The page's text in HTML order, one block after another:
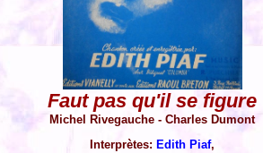
Faut pas qu'il se figure
Michel Rivegauche - Charles Dumont
Interprètes: Edith Piaf,